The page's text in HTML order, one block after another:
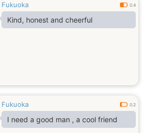
Fukuoka 0.4
Kind, honest and cheerful
Fukuoka 0.2
I need a good man , a cool friend